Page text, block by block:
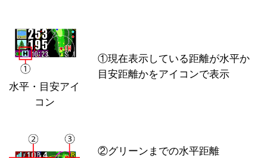
水平・目安アイ
コン
①現在表示している距離が水平か
目安距離かをアイコンで表示
②グリーンまでの水平距離